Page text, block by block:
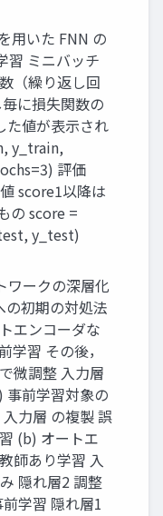
用いた FNN の
習 ミニバッチ
（繰り返し回
に損失関数の
値が表示され
y_train,
評価
score1以降は
の score =
y_test)
ワークの深層化
初期の対処法
エンコーダな
学習 その後，
微調整 ⼊⼒層
事前学習対象の
⼒層 の複製 誤
(b) オートエ
師あり学習 ⼊
隠れ層2 調整
学習 隠れ層1